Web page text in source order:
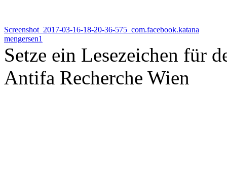
Screenshot_2017-03-16-18-20-36-575_com.facebook.katana
mengersen1
Setze ein Lesezeichen für
Antifa Recherche Wien